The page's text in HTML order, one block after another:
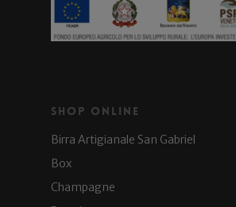
Shop Online
Birra Artigianale San Gabriel
Box
Champagne